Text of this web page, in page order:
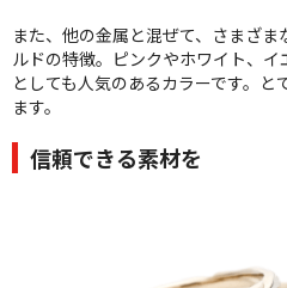
また、他の金属と混ぜて、さまざ
ルドの特徴。ピンクやホワイト、
としても人気のあるカラーです。
ます。
信頼できる素材を